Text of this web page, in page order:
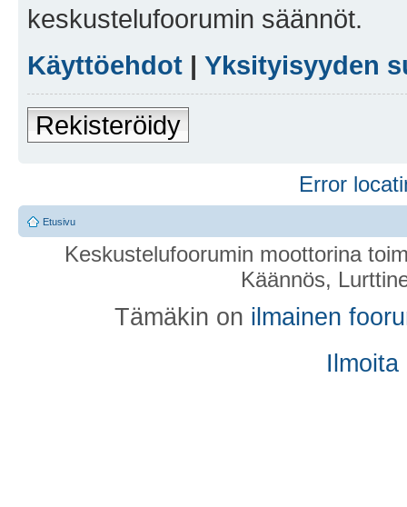
keskustelufoorumin säännöt.
Käyttöehdot | Yksityisyyden
Rekisteröidy
Error
Etusivu
Keskustelufoorumin moottorina
Käännös,
Tämäkin on ilmainen